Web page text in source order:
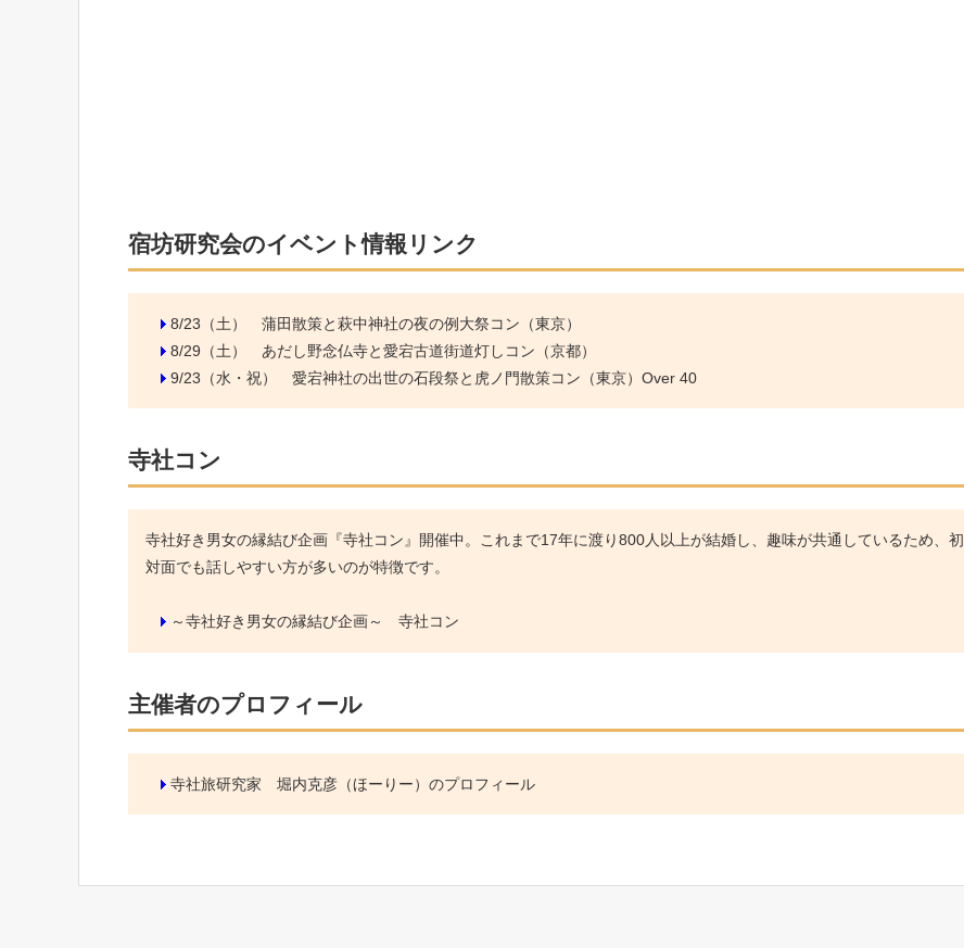
宿坊研究会のイベント情報リンク
8/23（土） 蒲田散策と萩中神社の夜の例大祭コン（東京）
8/29（土） あだし野念仏寺と愛宕古道街道灯しコン（京都）
9/23（水・祝） 愛宕神社の出世の石段祭と虎ノ門散策コン（東京）Over 40
寺社コン
寺社好き男女の縁結び企画『寺社コン』開催中。これまで17年に渡り800人以上が結婚し、趣味が共通しているため、初
対面でも話しやすい方が多いのが特徴です。
～寺社好き男女の縁結び企画～ 寺社コン
主催者のプロフィール
寺社旅研究家 堀内克彦（ほーりー）のプロフィール